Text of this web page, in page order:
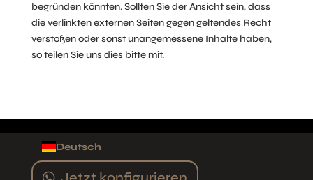
begründen könnten. Sollten Sie der Ansicht sein, dass
die verlinkten externen Seiten gegen geltendes Recht
verstoßen oder sonst unangemessene Inhalte haben,
so teilen Sie uns dies bitte mit.
Deutsch